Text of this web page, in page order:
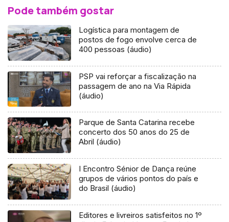
Pode também gostar
Logística para montagem de
postos de fogo envolve cerca de
400 pessoas (áudio)
PSP vai reforçar a fiscalização na
passagem de ano na Via Rápida
(áudio)
Parque de Santa Catarina recebe
concerto dos 50 anos do 25 de
Abril (áudio)
I Encontro Sénior de Dança reúne
grupos de vários pontos do país e
do Brasil (áudio)
Editores e livreiros satisfeitos no 1º